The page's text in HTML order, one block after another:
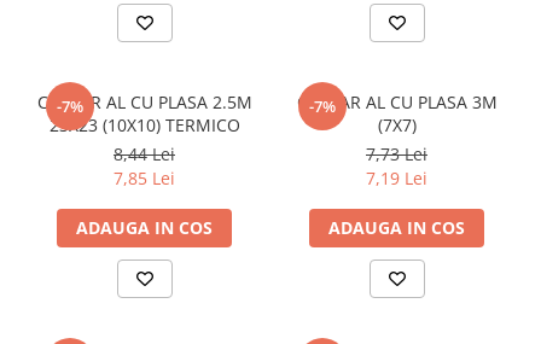
Oțel lat amprentat
Oțel lat canelat
Oțel lat zincat
Oțel hexagon
Oțel pătrat amprentat, răsucit
Oțel rotund
Oțel rotund amprentat
-7%
COLTAR AL CU PLASA 2.5M
23X23 (10X10) TERMICO
8,44 Lei
7,85 Lei
ADAUGA IN COS
-7%
COLTAR AL CU PLASA 3M
(7X7)
7,73 Lei
7,19 Lei
ADAUGA IN COS